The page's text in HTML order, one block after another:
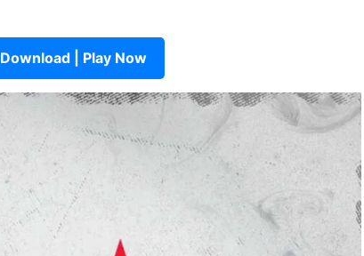
Download | Play Now